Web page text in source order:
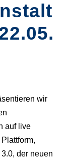
wir
auf live
der neuen